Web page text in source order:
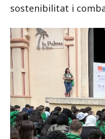
sostenibilitat i